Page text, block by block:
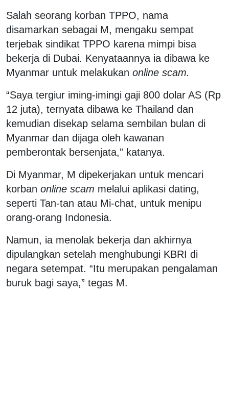
Salah seorang korban TPPO, nama
disamarkan sebagai M, mengaku sempat
terjebak sindikat TPPO karena mimpi bisa
bekerja di Dubai. Kenyataannya ia dibawa ke
Myanmar untuk melakukan online scam.
“Saya tergiur iming-imingi gaji 800 dolar AS (Rp
12 juta), ternyata dibawa ke Thailand dan
kemudian disekap selama sembilan bulan di
Myanmar dan dijaga oleh kawanan
pemberontak bersenjata,” katanya.
Di Myanmar, M dipekerjakan untuk mencari
korban online scam melalui aplikasi dating,
seperti Tan-tan atau Mi-chat, untuk menipu
orang-orang Indonesia.
Namun, ia menolak bekerja dan akhirnya
dipulangkan setelah menghubungi KBRI di
negara setempat. “Itu merupakan pengalaman
buruk bagi saya,” tegas M.